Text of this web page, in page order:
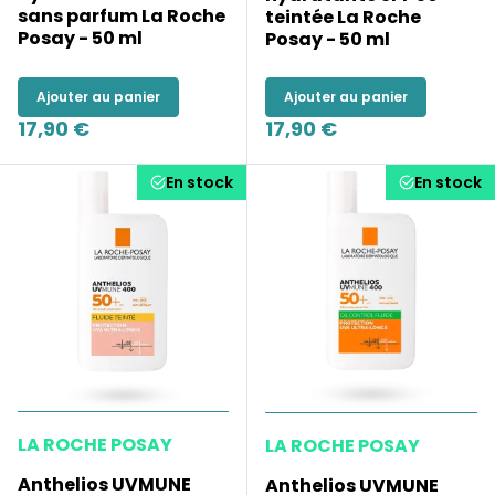
sans parfum La Roche
Posay - 50 ml
Ajouter au panier
17,90 €
teintée La Roche
Posay - 50 ml
Ajouter au panier
17,90 €
En stock
LA ROCHE POSAY
Anthelios UVMUNE
En stock
LA ROCHE POSAY
Anthelios UVMUNE